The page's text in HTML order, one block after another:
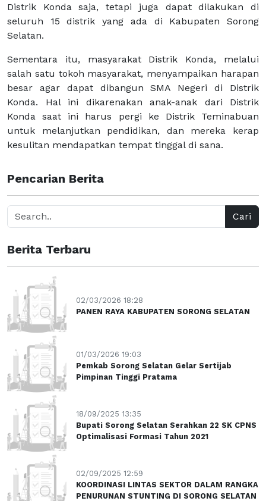
Distrik Konda saja, tetapi juga dapat dilakukan di
seluruh 15 distrik yang ada di Kabupaten Sorong
Selatan.
Sementara itu, masyarakat Distrik Konda, melalui
salah satu tokoh masyarakat, menyampaikan harapan
besar agar dapat dibangun SMA Negeri di Distrik
Konda. Hal ini dikarenakan anak-anak dari Distrik
Konda saat ini harus pergi ke Distrik Teminabuan
untuk melanjutkan pendidikan, dan mereka kerap
kesulitan mendapatkan tempat tinggal di sana.
Pencarian Berita
Cari
Berita Terbaru
02/03/2026 18:28
PANEN RAYA KABUPATEN SORONG SELATAN
01/03/2026 19:03
Pemkab Sorong Selatan Gelar Sertijab
Pimpinan Tinggi Pratama
18/09/2025 13:35
Bupati Sorong Selatan Serahkan 22 SK CPNS
Optimalisasi Formasi Tahun 2021
02/09/2025 12:59
KOORDINASI LINTAS SEKTOR DALAM RANGKA
PENURUNAN STUNTING DI SORONG SELATAN